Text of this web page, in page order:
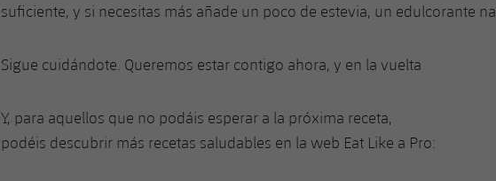
suficiente, y si necesitas más añade un poco de estevia, un edulcorante
Sigue cuidándote. Queremos estar contigo ahora, y en la vuelta
Y, para aquellos que no podáis esperar a la próxima receta,
podéis descubrir más recetas saludables en la web Eat Like a Pro: